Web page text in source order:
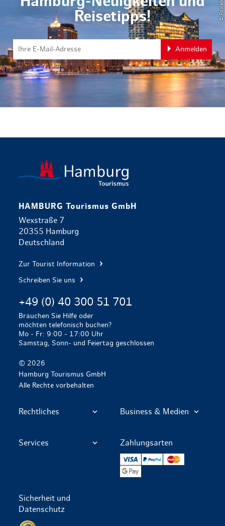
Reisetipps!
Anmelden
HAMBURG Tourismus GmbH
Wexstraße 7
20355 Hamburg
Deutschland
Zur Tourist Information
Schreiben Sie uns
+49 (0) 40 300 51 701
Brauchen Sie Hilfe oder
möchten telefonisch buchen?
Mo - Fr: 9:00 - 17:00 Uhr
Samstag, Sonn- und Feiertag geschlossen
© 2026
Hamburg Tourismus GmbH
Alle Rechte vorbehalten
Rechtliches Business & Medien
Services Zahlungsarten
PayPal
Sicherheit und
Datenschutz